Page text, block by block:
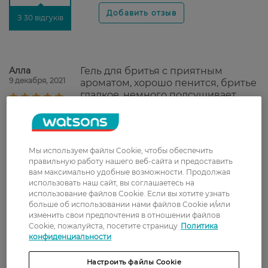
З 30 відгуків
Алла
9 декабря, 2021
Гель для бритья с приятным
ароматом, хорошо пенится, бритье
гладкое, немного подсушивает
Нина
Гарний гель, густий, витрачається
змивання на шкірі залишається
легкий аромат і шкіру не сушить
Дмитрий
17 августа, 2021
Має приємний аромат. Забезпечує
щільне та комфортне гоління.
Дмитро
24 мая, 2021
Гель супер, після гоління
подразнень немає.
Мы используем файлы Cookie, чтобы обеспечить
правильную работу нашего веб-сайта и предоставить
вам максимально удобные возможности. Продолжая
использовать наш сайт, вы соглашаетесь на
использование файлов Cookie. Если вы хотите узнать
больше об использовании нами файлов Cookie и/или
изменить свои предпочтения в отношении файлов
Cookie, пожалуйста, посетите страницу Политика
конфиденциальности
Настроить файлы Cookie